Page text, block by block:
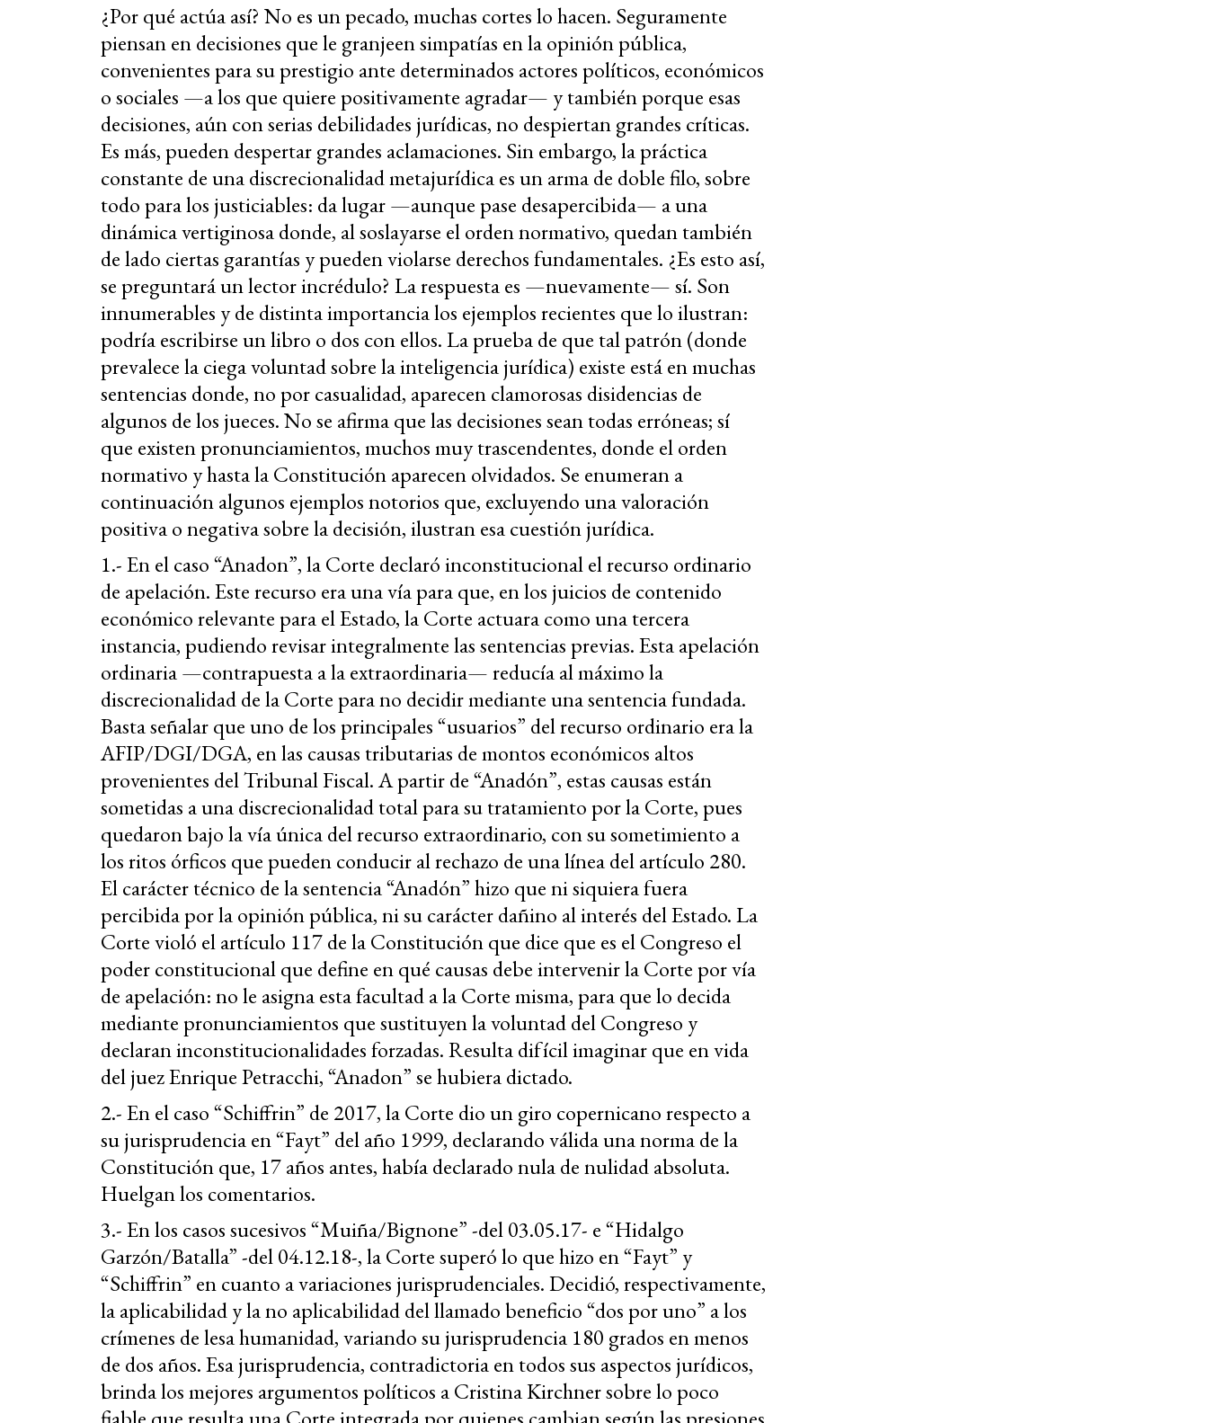
¿Por qué actúa así? No es un pecado, muchas cortes lo hacen. Seguramente
piensan en decisiones que le granjeen simpatías en la opinión pública,
convenientes para su prestigio ante determinados actores políticos, económicos
o sociales —a los que quiere positivamente agradar— y también porque esas
decisiones, aún con serias debilidades jurídicas, no despiertan grandes críticas.
Es más, pueden despertar grandes aclamaciones. Sin embargo, la práctica
constante de una discrecionalidad metajurídica es un arma de doble filo, sobre
todo para los justiciables: da lugar —aunque pase desapercibida— a una
dinámica vertiginosa donde, al soslayarse el orden normativo, quedan también
de lado ciertas garantías y pueden violarse derechos fundamentales. ¿Es esto así,
se preguntará un lector incrédulo? La respuesta es —nuevamente— sí. Son
innumerables y de distinta importancia los ejemplos recientes que lo ilustran:
podría escribirse un libro o dos con ellos. La prueba de que tal patrón (donde
prevalece la ciega voluntad sobre la inteligencia jurídica) existe está en muchas
sentencias donde, no por casualidad, aparecen clamorosas disidencias de
algunos de los jueces. No se afirma que las decisiones sean todas erróneas; sí
que existen pronunciamientos, muchos muy trascendentes, donde el orden
normativo y hasta la Constitución aparecen olvidados. Se enumeran a
continuación algunos ejemplos notorios que, excluyendo una valoración
positiva o negativa sobre la decisión, ilustran esa cuestión jurídica.
1.- En el caso “Anadon”, la Corte declaró inconstitucional el recurso ordinario
de apelación. Este recurso era una vía para que, en los juicios de contenido
económico relevante para el Estado, la Corte actuara como una tercera
instancia, pudiendo revisar integralmente las sentencias previas. Esta apelación
ordinaria —contrapuesta a la extraordinaria— reducía al máximo la
discrecionalidad de la Corte para no decidir mediante una sentencia fundada.
Basta señalar que uno de los principales “usuarios” del recurso ordinario era la
AFIP/DGI/DGA, en las causas tributarias de montos económicos altos
provenientes del Tribunal Fiscal. A partir de “Anadón”, estas causas están
sometidas a una discrecionalidad total para su tratamiento por la Corte, pues
quedaron bajo la vía única del recurso extraordinario, con su sometimiento a
los ritos órficos que pueden conducir al rechazo de una línea del artículo 280.
El carácter técnico de la sentencia “Anadón” hizo que ni siquiera fuera
percibida por la opinión pública, ni su carácter dañino al interés del Estado. La
Corte violó el artículo 117 de la Constitución que dice que es el Congreso el
poder constitucional que define en qué causas debe intervenir la Corte por vía
de apelación: no le asigna esta facultad a la Corte misma, para que lo decida
mediante pronunciamientos que sustituyen la voluntad del Congreso y
declaran inconstitucionalidades forzadas. Resulta difícil imaginar que en vida
del juez Enrique Petracchi, “Anadon” se hubiera dictado.
2.- En el caso “Schiffrin” de 2017, la Corte dio un giro copernicano respecto a
su jurisprudencia en “Fayt” del año 1999, declarando válida una norma de la
Constitución que, 17 años antes, había declarado nula de nulidad absoluta.
Huelgan los comentarios.
3.- En los casos sucesivos “Muiña/Bignone” -del 03.05.17- e “Hidalgo
Garzón/Batalla” -del 04.12.18-, la Corte superó lo que hizo en “Fayt” y
“Schiffrin” en cuanto a variaciones jurisprudenciales. Decidió, respectivamente,
la aplicabilidad y la no aplicabilidad del llamado beneficio “dos por uno” a los
crímenes de lesa humanidad, variando su jurisprudencia 180 grados en menos
de dos años. Esa jurisprudencia, contradictoria en todos sus aspectos jurídicos,
brinda los mejores argumentos políticos a Cristina Kirchner sobre lo poco